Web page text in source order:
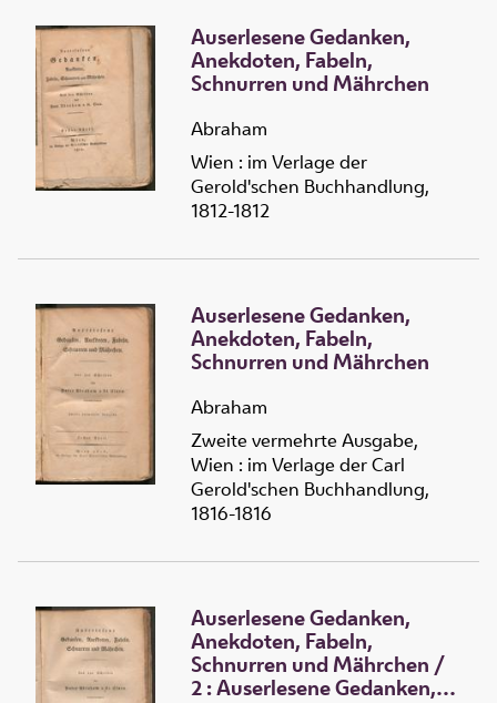
Auserlesene Gedanken,
Anekdoten, Fabeln,
Schnurren und Mährchen
Abraham
Wien : im Verlage der
Gerold'schen Buchhandlung,
1812-1812
Auserlesene Gedanken,
Anekdoten, Fabeln,
Schnurren und Mährchen
Abraham
Zweite vermehrte Ausgabe,
Wien : im Verlage der Carl
Gerold'schen Buchhandlung,
1816-1816
Auserlesene Gedanken,
Anekdoten, Fabeln,
Schnurren und Mährchen /
2 :Auserlesene Gedanken,